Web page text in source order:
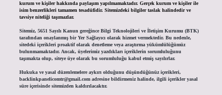
kurum ve kişiler hakkında paylaşım yapılmamaktadır. Gerçek kurum ve kişiler ile
isim benzerlikleri tamamen tesadüfidir. Sitemizdeki bilgiler taslak halindedir ve
tavsiye niteliği taşımazlar.
Sitemiz, 5651 Sayılı Kanun gereğince Bilgi Teknolojileri ve İletişim Kurumu (BTK)
tarafından onaylanmış bir Yer Sağlayıcı olarak hizmet vermektedir. Bu nedenle,
sitedeki içerikleri proaktif olarak denetleme veya araştırma yükümlülüğümüz
bulunmamaktadır. Ancak, üyelerimiz yazdıkları içeriklerin sorumluluğunu
taşımakta olup, siteye üye olarak bu sorumluluğu kabul etmiş sayılırlar.
Hukuka ve yasal düzenlemelere aykırı olduğunu düşündüğünüz içerikleri,
backlinkpanelicomtr@gmail.comadresine bildirmeniz halinde, ilgili içerikler yasal
süre içerisinde sitemizden kaldırılacaktır.